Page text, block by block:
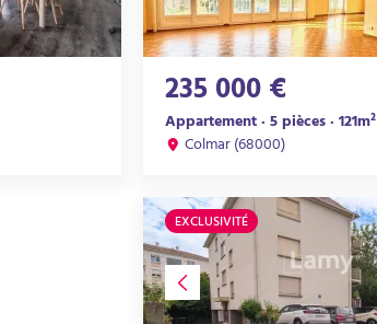
235 000 €
Appartement · 5 pièces · 121m²
Colmar (68000)
EXCLUSIVITÉ